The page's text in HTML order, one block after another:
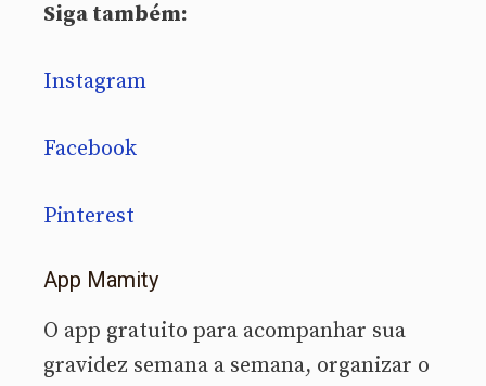
Siga também:
Instagram
Facebook
Pinterest
App Mamity
O app gratuito para acompanhar sua
gravidez semana a semana, organizar o